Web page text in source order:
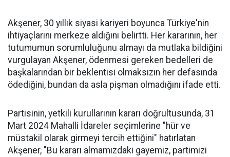
Akşener, 30 yıllık siyasi kariyeri boyunca Türkiye'nin
ihtiyaçlarını merkeze aldığını belirtti. Her kararının, her
tutumumun sorumluluğunu almayı da mutlaka bildiğini
vurgulayan Akşener, ödenmesi gereken bedelleri de
başkalarından bir beklentisi olmaksızın her defasında
ödediğini, bundan da asla pişman olmadığını ifade etti.
Partisinin, yetkili kurullarının kararı doğrultusunda, 31
Mart 2024 Mahalli İdareler seçimlerine "hür ve
müstakil olarak girmeyi tercih ettiğini" hatırlatan
Akşener, "Bu kararı almamızdaki gayemiz, partimizi